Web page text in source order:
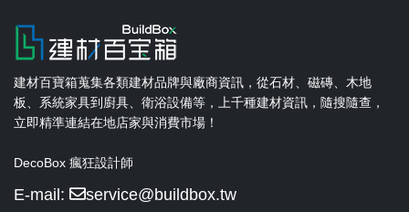
建材百寶箱蒐集各類建材品牌與廠商資訊，從石材、磁磚、木地
板、系統家具到廚具、衛浴設備等，上千種建材資訊，隨搜隨查，
立即精準連結在地店家與消費市場！
DecoBox 瘋狂設計師
E-mail: service@buildbox.tw